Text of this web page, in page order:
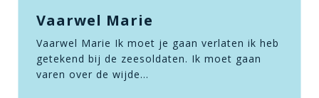
Vaarwel Marie
Vaarwel Marie Ik moet je gaan verlaten ik heb
getekend bij de zeesoldaten. Ik moet gaan
varen over de wijde…